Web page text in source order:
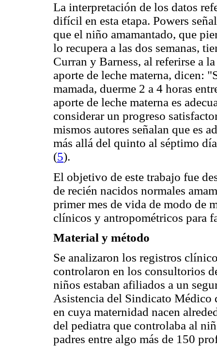
La interpretación de los datos
difícil en esta etapa. Powers
que el niño amamantado, que
lo recupera a las dos semanas,
Curran y Barness, al referirse a
aporte de leche materna, dicen:
mamada, duerme 2 a 4 horas
aporte de leche materna es
considerar un progreso
mismos autores señalan que es
más allá del quinto al séptimo
(5).
El objetivo de este trabajo fue
de recién nacidos normales
primer mes de vida de modo de
clínicos y antropométricos para
Material y método
Se analizaron los registros
controlaron en los consultorios
niños estaban afiliados a un
Asistencia del Sindicato
en cuya maternidad nacen
del pediatra que controlaba al
padres entre algo más de 150